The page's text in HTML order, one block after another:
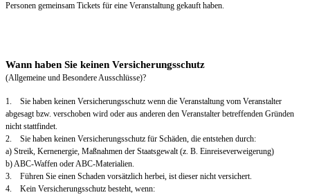
Personen gemeinsam Tickets für eine Veranstaltung gekauft haben.
Wann haben Sie keinen Versicherungsschutz
(Allgemeine und Besondere Ausschlüsse)?
1. Sie haben keinen Versicherungsschutz wenn die Veranstaltung vom Veranstalter
abgesagt bzw. verschoben wird oder aus anderen den Veranstalter betreffenden Gründen
nicht stattfindet.
2. Sie haben keinen Versicherungsschutz für Schäden, die entstehen durch:
a) Streik, Kernenergie, Maßnahmen der Staatsgewalt (z. B. Einreiseverweigerung)
b) ABC-Waffen oder ABC-Materialien.
3. Führen Sie einen Schaden vorsätzlich herbei, ist dieser nicht versichert.
4. Kein Versicherungsschutz besteht, wenn: